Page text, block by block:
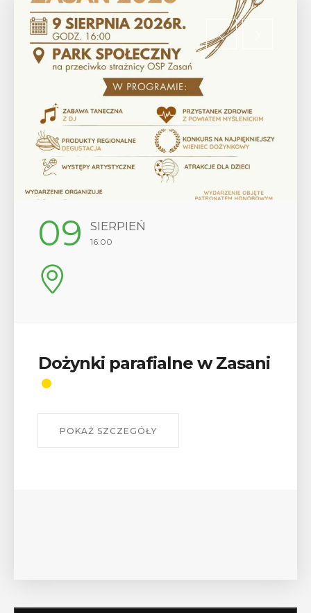
12 SIERPIEŃ
17:00
Wykład „Jak zdobyć
W środę 12 sierpnia o godz. 17 w Miejskiej